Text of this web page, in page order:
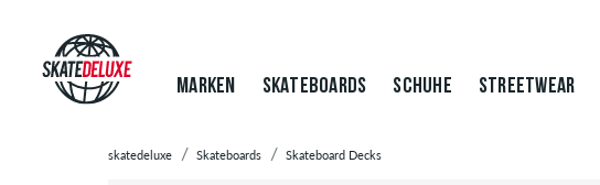
MARKEN SKATEBOARDS SCHUHE STREETWEAR
skatedeluxe Skateboards Skateboard Decks